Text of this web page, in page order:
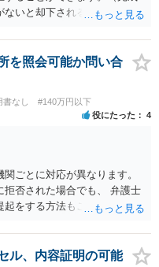
いと却下されるので、その
、諦めたりで情報が出回らな
を照会可能か問い合
書なし #140万円以下
役にたった 4
ごとに対応が異なります。
否された場合でも、 弁護士
起をする方法もございます。
ル、内容証明の可能